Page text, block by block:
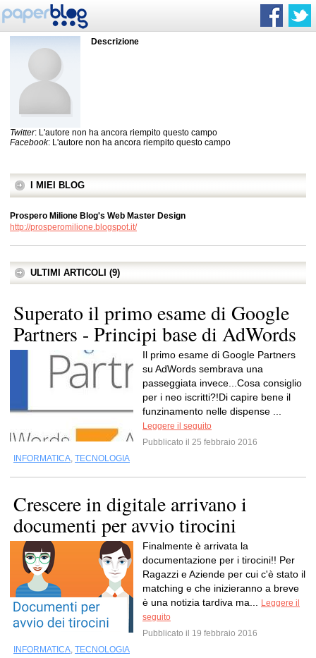
Descrizione
Twitter: L'autore non ha ancora riempito questo campo
Facebook: L'autore non ha ancora riempito questo campo
I MIEI BLOG
Prospero Milione Blog's Web Master Design
http://prosperomilione.blogspot.it/
ULTIMI ARTICOLI (9)
Superato il primo esame di Google
Partners - Principi base di AdWords
Il primo esame di Google Partners
su AdWords sembrava una
passeggiata invece...Cosa consiglio
per i neo iscritti?!Di capire bene il
funzinamento nelle dispense ...
Leggere il seguito
Pubblicato il 25 febbraio 2016
INFORMATICA, TECNOLOGIA
Crescere in digitale arrivano i
documenti per avvio tirocini
Finalmente è arrivata la
documentazione per i tirocini!! Per
Ragazzi e Aziende per cui c'è stato il
matching e che inizieranno a breve
è una notizia tardiva ma...
Leggere il
seguito
Pubblicato il 19 febbraio 2016
INFORMATICA, TECNOLOGIA